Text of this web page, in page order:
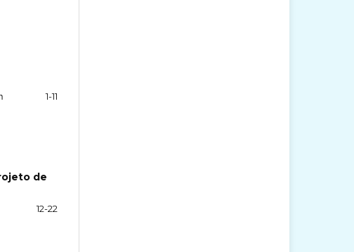
1-11
de
12-22